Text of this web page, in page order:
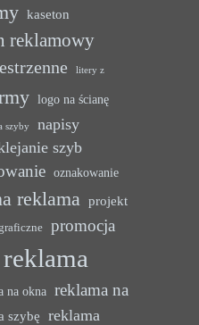
kaseton
reklamowy
litery z
logo na ścianę
szyby
napisy
szyb
oznakowanie
reklama projekt
promocja
reklama
na okna reklama na
szybę reklama